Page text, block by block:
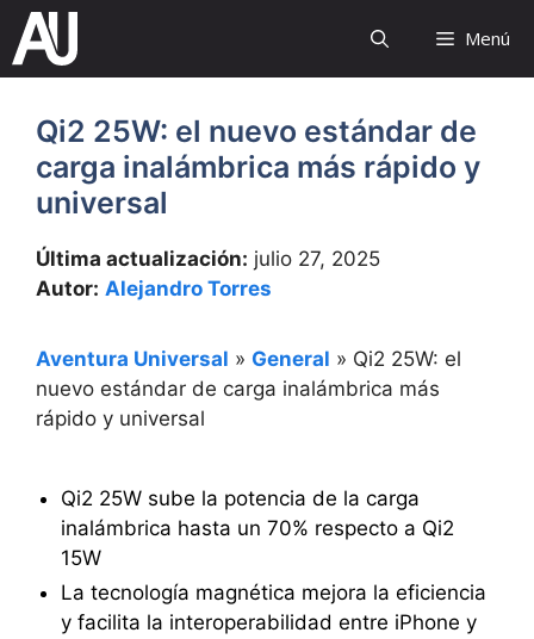
Saltar
contenido
Menú
Qi2 25W: el nuevo estándar de
carga inalámbrica más rápido y
universal
Última actualización: julio 27, 2025
Autor: Alejandro Torres
Aventura Universal » General » Qi2 25W: el
nuevo estándar de carga inalámbrica más
rápido y universal
Qi2 25W sube la potencia de la carga
inalámbrica hasta un 70% respecto a Qi2
15W
La tecnología magnética mejora la eficiencia
y facilita la interoperabilidad entre iPhone y